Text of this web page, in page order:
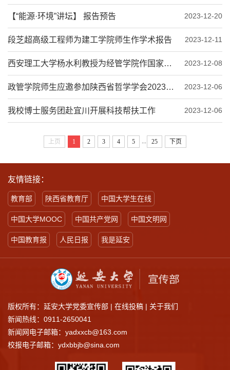
【“能源·环境”讲坛】 报告预告 2023-12-20
段芝超高级工程师为建工学院师生作学术报告 2023-12-11
西安理工大学杨水利教授为经管学院作国家社科基金申报辅导报告 2023-12-08
政管学院师生应邀参加陕西省哲学学会2023年学术年会暨“中国式现代化与中国马克思... 2023-12-06
我校博士服务团赴宜川开展科技帮扶工作 2023-12-06
上页 1 2 3 4 5 25 下页
友情链接：
教育部 陕西省教育厅 中国大学生在线
中国大学MOOC 中国共产党网 中国文明网
中国教育报 人民日报 我是延安
版权所有：延安大学党委宣传部 | 在线投稿 | 关于我们
新闻热线：0911-2650041
新闻网电子邮箱：yadxxcb@163.com
校报电子邮箱：ydxbbjb@sina.com